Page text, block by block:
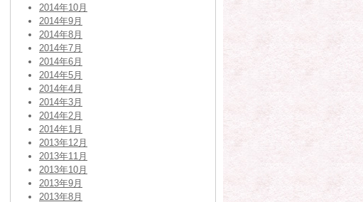
2014年10月
2014年9月
2014年8月
2014年7月
2014年6月
2014年5月
2014年4月
2014年3月
2014年2月
2014年1月
2013年12月
2013年11月
2013年10月
2013年9月
2013年8月